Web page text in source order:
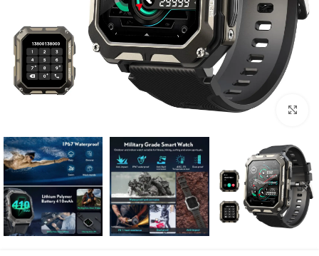
Click to enlarge